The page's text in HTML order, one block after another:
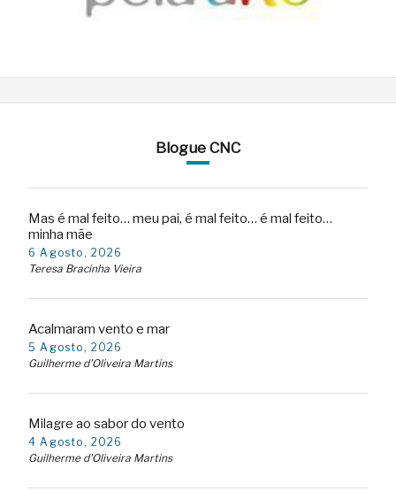
Blogue CNC
Mas é mal feito… meu pai, é mal feito… é mal feito…
minha mãe
6 Agosto, 2026
Teresa Bracinha Vieira
Acalmaram vento e mar
5 Agosto, 2026
Guilherme d'Oliveira Martins
Milagre ao sabor do vento
4 Agosto, 2026
Guilherme d'Oliveira Martins